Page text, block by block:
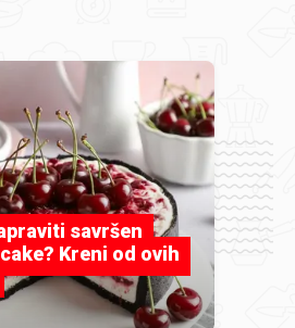
savršen
Kreni od ovih